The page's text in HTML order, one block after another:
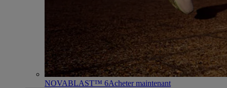
NOVABLAST™ 6Acheter maintenant